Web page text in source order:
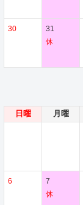
30
31
休
日曜 月曜
6
7
休